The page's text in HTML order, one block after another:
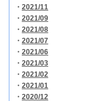
・ 2021/11
・ 2021/09
・ 2021/08
・ 2021/07
・ 2021/06
・ 2021/03
・ 2021/02
・ 2021/01
・ 2020/12